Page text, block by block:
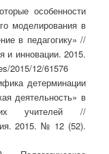
особенности
моделирования в
в педагогику» //
и инновации. 2015.
2015/12/61576
детерминации
деятельность» в
учителей //
2015. № 12 (52).